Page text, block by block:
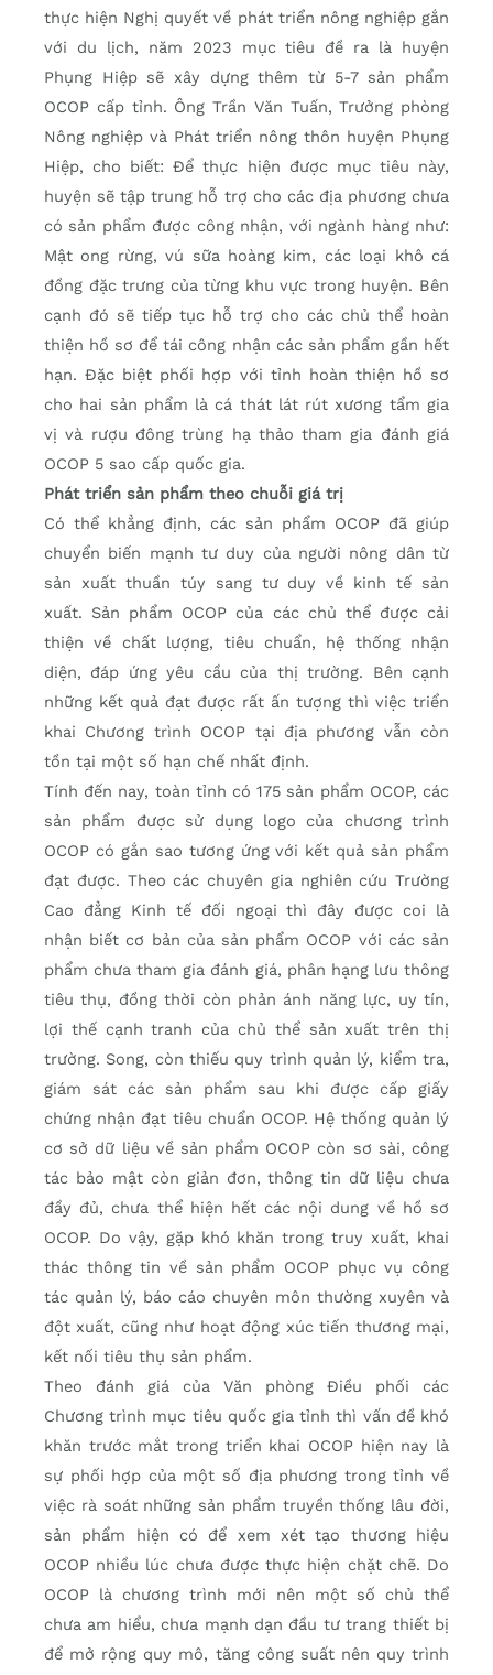
thực hiện Nghị quyết về phát triển nông nghiệp gắn
với du lịch, năm 2023 mục tiêu đề ra là huyện
Phụng Hiệp sẽ xây dựng thêm từ 5-7 sản phẩm
OCOP cấp tỉnh. Ông Trần Văn Tuấn, Trưởng phòng
Nông nghiệp và Phát triển nông thôn huyện Phụng
Hiệp, cho biết: Để thực hiện được mục tiêu này,
huyện sẽ tập trung hỗ trợ cho các địa phương chưa
có sản phẩm được công nhận, với ngành hàng như:
Mật ong rừng, vú sữa hoàng kim, các loại khô cá
đồng đặc trưng của từng khu vực trong huyện. Bên
cạnh đó sẽ tiếp tục hỗ trợ cho các chủ thể hoàn
thiện hồ sơ để tái công nhận các sản phẩm gần hết
hạn. Đặc biệt phối hợp với tỉnh hoàn thiện hồ sơ
cho hai sản phẩm là cá thát lát rút xương tẩm gia
vị và rượu đông trùng hạ thảo tham gia đánh giá
OCOP 5 sao cấp quốc gia.
Phát triển sản phẩm theo chuỗi giá trị
Có thể khẳng định, các sản phẩm OCOP đã giúp
chuyển biến mạnh tư duy của người nông dân từ
sản xuất thuần túy sang tư duy về kinh tế sản
xuất. Sản phẩm OCOP của các chủ thể được cải
thiện về chất lượng, tiêu chuẩn, hệ thống nhận
diện, đáp ứng yêu cầu của thị trường. Bên cạnh
những kết quả đạt được rất ấn tượng thì việc triển
khai Chương trình OCOP tại địa phương vẫn còn
tồn tại một số hạn chế nhất định.
Tính đến nay, toàn tỉnh có 175 sản phẩm OCOP, các
sản phẩm được sử dụng logo của chương trình
OCOP có gắn sao tương ứng với kết quả sản phẩm
đạt được. Theo các chuyên gia nghiên cứu Trường
Cao đẳng Kinh tế đối ngoại thì đây được coi là
nhận biết cơ bản của sản phẩm OCOP với các sản
phẩm chưa tham gia đánh giá, phân hạng lưu thông
tiêu thụ, đồng thời còn phản ánh năng lực, uy tín,
lợi thế cạnh tranh của chủ thể sản xuất trên thị
trường. Song, còn thiếu quy trình quản lý, kiểm tra,
giám sát các sản phẩm sau khi được cấp giấy
chứng nhận đạt tiêu chuẩn OCOP. Hệ thống quản lý
cơ sở dữ liệu về sản phẩm OCOP còn sơ sài, công
tác bảo mật còn giản đơn, thông tin dữ liệu chưa
đầy đủ, chưa thể hiện hết các nội dung về hồ sơ
OCOP. Do vậy, gặp khó khăn trong truy xuất, khai
thác thông tin về sản phẩm OCOP phục vụ công
tác quản lý, báo cáo chuyên môn thường xuyên và
đột xuất, cũng như hoạt động xúc tiến thương mại,
kết nối tiêu thụ sản phẩm.
Theo đánh giá của Văn phòng Điều phối các
Chương trình mục tiêu quốc gia tỉnh thì vấn đề khó
khăn trước mắt trong triển khai OCOP hiện nay là
sự phối hợp của một số địa phương trong tỉnh về
việc rà soát những sản phẩm truyền thống lâu đời,
sản phẩm hiện có để xem xét tạo thương hiệu
OCOP nhiều lúc chưa được thực hiện chặt chẽ. Do
OCOP là chương trình mới nên một số chủ thể
chưa am hiểu, chưa mạnh dạn đầu tư trang thiết bị
để mở rộng quy mô, tăng công suất nên quy trình